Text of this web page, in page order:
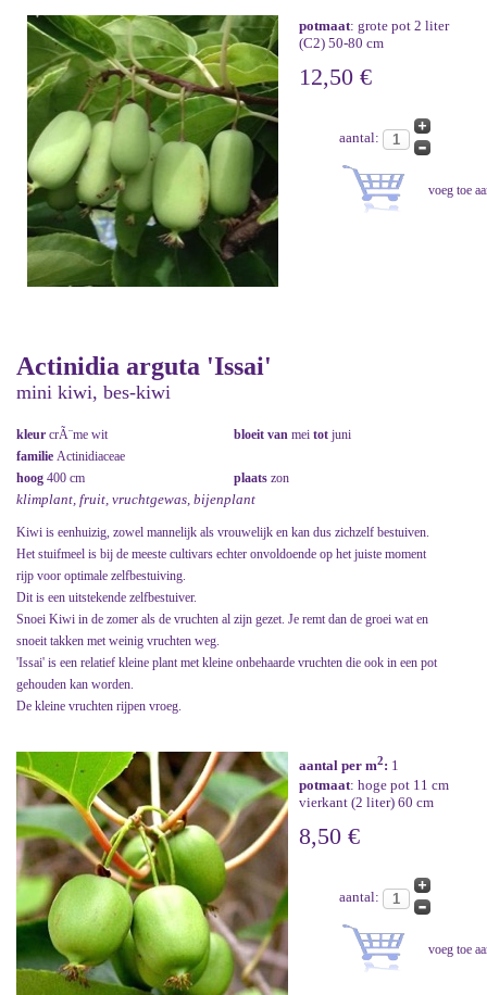
potmaat: grote pot 2 liter
(C2) 50-80 cm
12,50 €
aantal:
Actinidia arguta 'Issai'
mini kiwi, bes-kiwi
kleur crÃ¨me wit bloeit van mei tot juni
familie Actinidiaceae
hoog 400 cm plaats zon
klimplant, fruit, vruchtgewas, bijenplant
Kiwi is eenhuizig, zowel mannelijk als vrouwelijk en kan dus zichzelf bestuiven.
Het stuifmeel is bij de meeste cultivars echter onvoldoende op het juiste moment
rijp voor optimale zelfbestuiving.
Dit is een uitstekende zelfbestuiver.
Snoei Kiwi in de zomer als de vruchten al zijn gezet. Je remt dan de groei wat en
snoeit takken met weinig vruchten weg.
'Issai' is een relatief kleine plant met kleine onbehaarde vruchten die ook in een pot
gehouden kan worden.
De kleine vruchten rijpen vroeg.
aantal per m2: 1
potmaat: hoge pot 11 cm
vierkant (2 liter) 60 cm
8,50 €
aantal: